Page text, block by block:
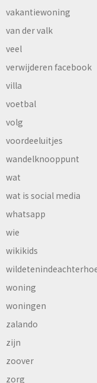
vakantiewoning
van der valk
veel
verwijderen facebook
villa
voetbal
volg
voordeeluitjes
wandelknooppunt
wat
wat is social media
whatsapp
wie
wikikids
woning
woningen
zalando
zijn
zoover
zorg